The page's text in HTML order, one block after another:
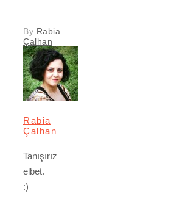
By Rabia
Çalhan
Rabia
Çalhan
Tanışırız
elbet.
:)